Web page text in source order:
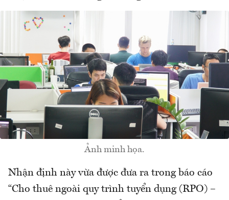
Ảnh minh họa.
Nhận định này vừa được đưa ra trong báo cáo
“Cho thuê ngoài quy trình tuyển dụng (RPO) –